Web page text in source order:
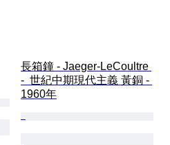
長箱鐘 - Jaeger-LeCoultre
-  世紀中期現代主義 黃銅 -
1960年